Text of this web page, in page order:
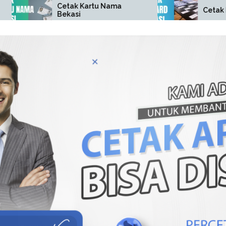
Kartu Nama
Cetak ID Card Bekasi